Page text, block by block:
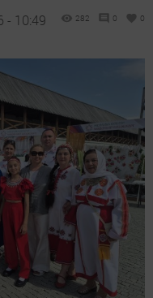
- 10:49 282 0 0